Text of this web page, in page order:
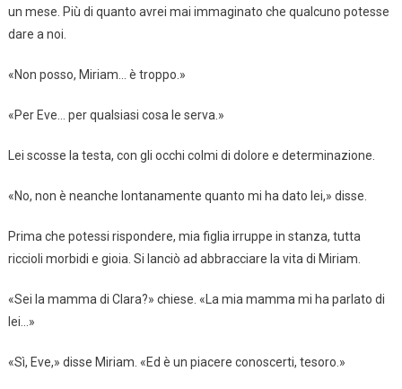
un mese. Più di quanto avrei mai immaginato che qualcuno potesse
dare a noi.
«Non posso, Miriam… è troppo.»
«Per Eve… per qualsiasi cosa le serva.»
Lei scosse la testa, con gli occhi colmi di dolore e determinazione.
«No, non è neanche lontanamente quanto mi ha dato lei,» disse.
Prima che potessi rispondere, mia figlia irruppe in stanza, tutta
riccioli morbidi e gioia. Si lanciò ad abbracciare la vita di Miriam.
«Sei la mamma di Clara?» chiese. «La mia mamma mi ha parlato di
lei…»
«Sì, Eve,» disse Miriam. «Ed è un piacere conoscerti, tesoro.»